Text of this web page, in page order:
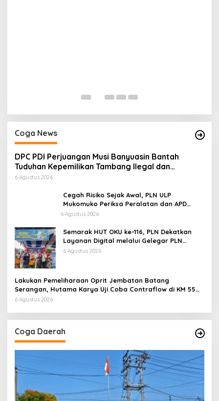
Coga News
DPC PDI Perjuangan Musi Banyuasin Bantah
Tuduhan Kepemilikan Tambang Ilegal dan
Penyerobotan Lahan
6 Agustus 2026
Cegah Risiko Sejak Awal, PLN ULP
Mukomuko Periksa Peralatan dan APD
Petugas secara Rutin
6 Agustus 2026
Semarak HUT OKU ke-116, PLN Dekatkan
Layanan Digital melalui Gelegar PLN
Mobile 2026
6 Agustus 2026
Lakukan Pemeliharaan Oprit Jembatan Batang
Serangan, Hutama Karya Uji Coba Contraflow di KM 55
Tol Binjai–Langsa
6 Agustus 2026
Coga Daerah